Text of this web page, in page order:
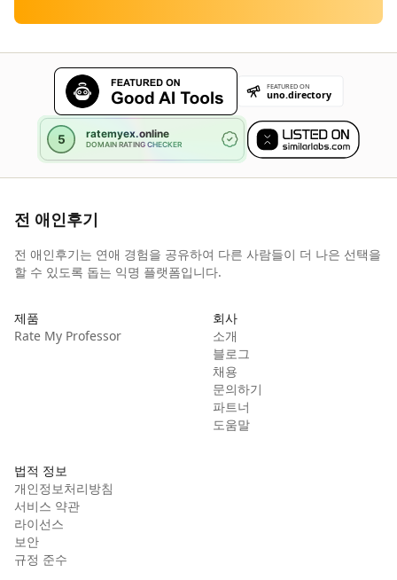
전 애인후기
전 애인후기는 연애 경험을 공유하여 다른 사람들이 더 나은 선택을
할 수 있도록 돕는 익명 플랫폼입니다.
제품
Rate My Professor
회사
소개
블로그
채용
문의하기
파트너
도움말
법적 정보
개인정보처리방침
서비스 약관
라이선스
보안
규정 준수